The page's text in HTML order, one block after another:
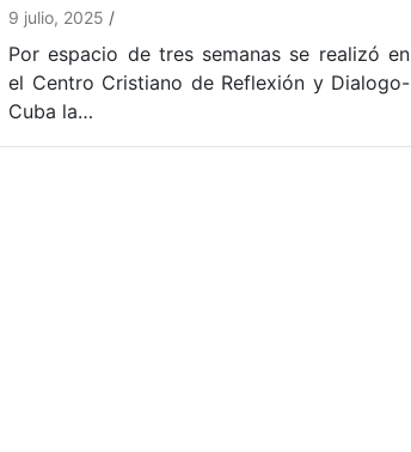
9 julio, 2025
Por espacio de tres semanas se realizó en
el Centro Cristiano de Reflexión y Dialogo-
Cuba la…